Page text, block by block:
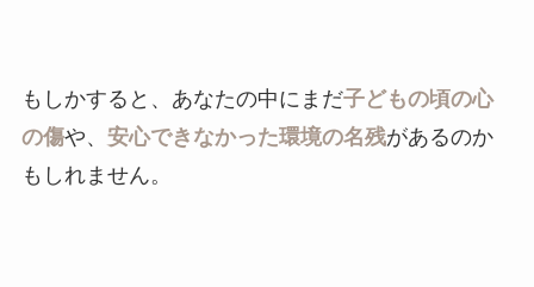
もしかすると、あなたの中にまだ子どもの頃の心
の傷や、 安心できなかった環境の名残があるのか
もしれません。